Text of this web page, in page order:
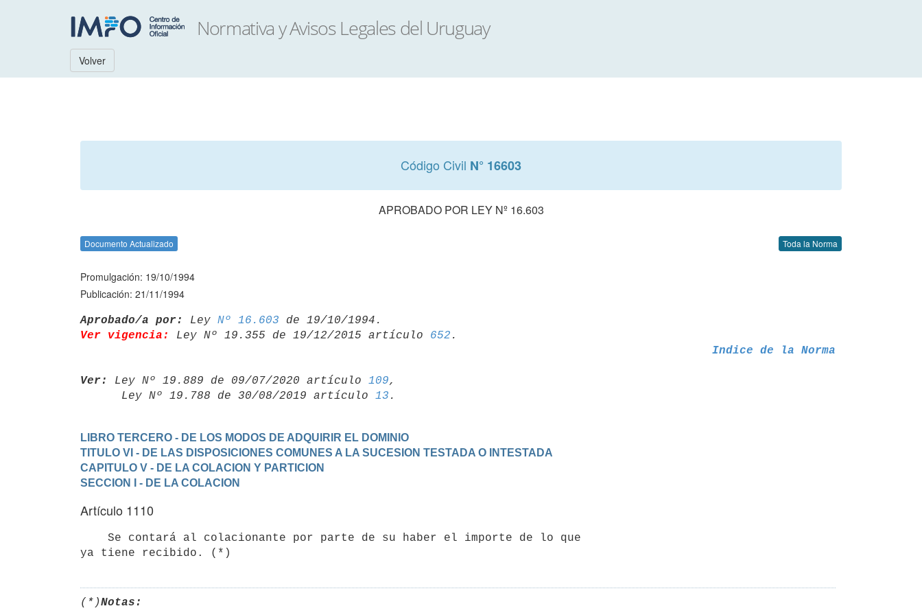
Volver
Código Civil N° 16603
APROBADO POR LEY Nº 16.603
Documento Actualizado Toda la Norma
Promulgación: 19/10/1994
Publicación: 21/11/1994
Aprobado/a por: Ley Nº 16.603
Ver vigencia:
Ley Nº 19.355 de 19/12/2015 artículo 652
Indice de la Norma
Ver: Ley Nº 19.889 de 09/07/2020 artículo 109,
      Ley Nº 19.788 de 30/08/2019 artículo
13
LIBRO TERCERO - DE LOS MODOS DE ADQUIRIR EL DOMINIO
TITULO VI - DE LAS DISPOSICIONES COMUNES A LA SUCESION TESTADA O INTESTADA
CAPITULO V - DE LA COLACION Y PARTICION
SECCION I - DE LA COLACION
Artículo 1110
(*)Notas: